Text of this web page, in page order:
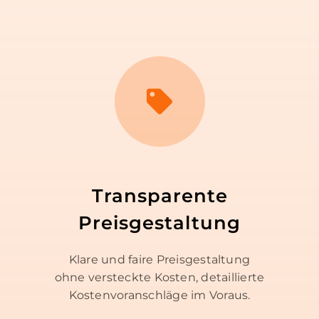
Transparente
Preisgestaltung
Klare und faire Preisgestaltung
ohne versteckte Kosten, detaillierte
Kostenvoranschläge im Voraus.